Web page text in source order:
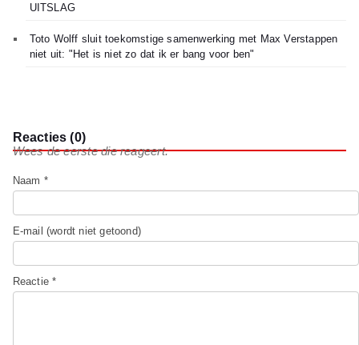
UITSLAG
Toto Wolff sluit toekomstige samenwerking met Max Verstappen
niet uit: "Het is niet zo dat ik er bang voor ben"
Reacties (0)
Wees de eerste die reageert.
Naam *
E-mail (wordt niet getoond)
Reactie *